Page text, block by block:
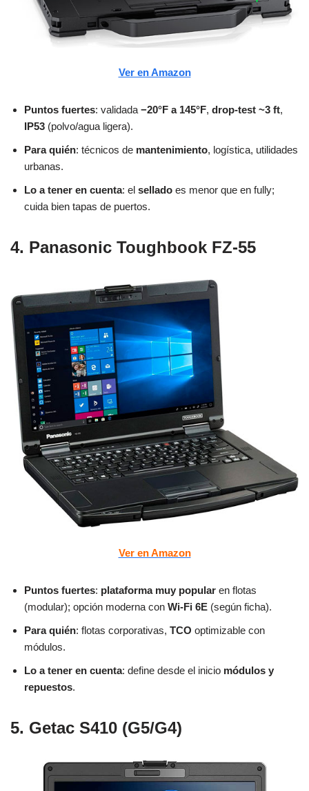
Ver en Amazon
Puntos fuertes: validada −20°F a 145°F, drop-test ~3 ft,
IP53 (polvo/agua ligera).
Para quién: técnicos de mantenimiento, logística, utilidades
urbanas.
Lo a tener en cuenta: el sellado es menor que en fully;
cuida bien tapas de puertos.
4. Panasonic Toughbook FZ-55
Ver en Amazon
Puntos fuertes: plataforma muy popular en flotas
(modular); opción moderna con Wi-Fi 6E (según ficha).
Para quién: flotas corporativas, TCO optimizable con
módulos.
Lo a tener en cuenta: define desde el inicio módulos y
repuestos.
5. Getac S410 (G5/G4)